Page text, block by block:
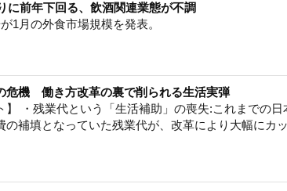
に前年下回る、飲酒関連業態が不調
1月の外食市場規模を発表。
危機 働き方改革の裏で削られる生活実弾
】 ・残業代という「生活補助」の喪失:これまでの日
の補填となっていた残業代が、改革により大幅にカ